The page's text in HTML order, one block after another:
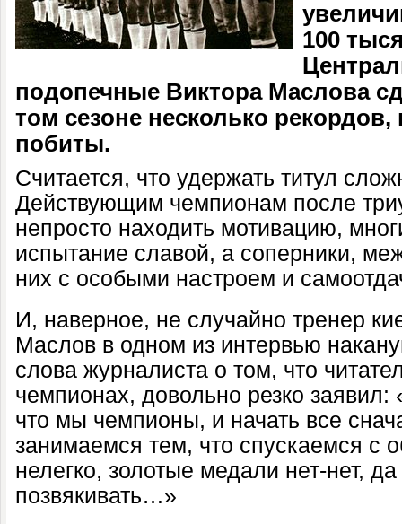
100
подопечные Виктора Маслова
том сезоне несколько рекордов,
побиты.
Считается, что удержать титул
Действующим чемпионам после
непросто находить мотивацию,
испытание славой, а соперники,
них с особыми настроем и
И, наверное, не случайно тренер
Маслов в одном из интервью
слова журналиста о том, что
чемпионах, довольно резко
что мы чемпионы, и начать все
занимаемся тем, что спускаемся с
нелегко, золотые медали нет-нет,
позвякивать…»